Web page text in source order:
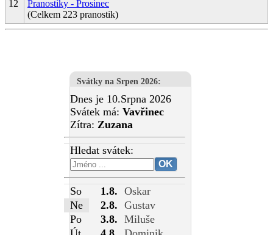
12
Pranostiky - Prosinec
(Celkem 223 pranostik)
Svátky na Srpen 2026:
Dnes je 10.Srpna 2026
Svátek má: Vavřinec
Zítra: Zuzana
Hledat svátek:
So 1.8. Oskar
Ne
2.8. Gustav
Po
3.8. Miluše